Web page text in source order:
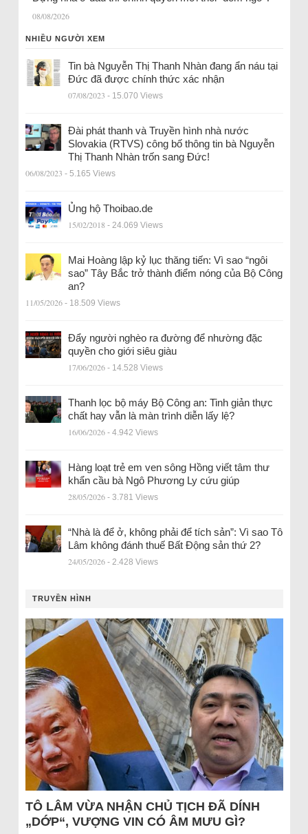
08/08/2026
NHIỀU NGƯỜI XEM
Tin bà Nguyễn Thị Thanh Nhàn đang ẩn náu tại
Đức đã được chính thức xác nhận
07/08/2023 - 15.070 Views
Đài phát thanh và Truyền hình nhà nước
Slovakia (RTVS) công bố thông tin bà Nguyễn
Thị Thanh Nhàn trốn sang Đức!
06/08/2023 - 5.165 Views
Ủng hộ Thoibao.de
15/02/2018 - 24.069 Views
Mai Hoàng lập kỷ lục thăng tiến: Vì sao “ngôi
sao” Tây Bắc trở thành điểm nóng của Bộ Công
an?
11/05/2026 - 18.509 Views
Đẩy người nghèo ra đường để nhường đặc
quyền cho giới siêu giàu
17/06/2026 - 14.528 Views
Thanh lọc bộ máy Bộ Công an: Tinh giản thực
chất hay vẫn là màn trình diễn lấy lệ?
16/06/2026 - 4.942 Views
Hàng loạt trẻ em ven sông Hồng viết tâm thư
khẩn cầu bà Ngô Phương Ly cứu giúp
28/05/2026 - 3.781 Views
“Nhà là để ở, không phải để tích sản”: Vì sao Tô
Lâm không đánh thuế Bất Động sản thứ 2?
24/05/2026 - 2.428 Views
TRUYỀN HÌNH
TÔ LÂM VỪA NHẬN CHỦ TỊCH ĐÃ DÍNH
„DỚP“, VƯỢNG VIN CÓ ÂM MƯU GÌ?